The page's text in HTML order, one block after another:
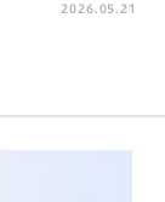
2026.05.21